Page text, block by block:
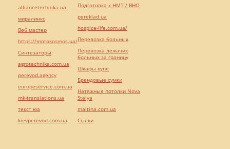
alliancetechnika.ua
миралинкс
Веб мастер
https://motokosmos.ua/
Синтезаторы
agrotechnika.com.ua
perevod.agency
europeservice.com.ua
mk-translations.ua
текст юа
kievperevod.com.ua
Подготовка к НМТ / ВНО
pereklad.ua
hospice-life.com.ua/
Перевозка больных
Перевозка лежачих
больных за границу
Шкафы купе
Брендовые сумки
Натяжные потолки Nova
Stelya
maltina.com.ua
Cылки